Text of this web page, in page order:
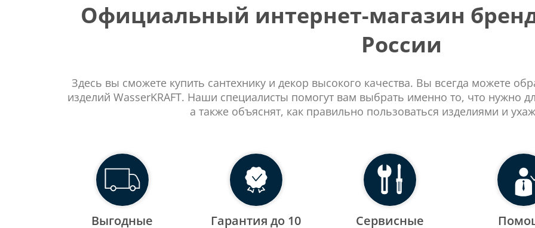
Официальный интернет-магазин
России
Здесь вы сможете купить сантехнику и декор высокого качества. Вы всегда можете
изделий WasserKRAFT. Наши специалисты помогут вам выбрать именно то, что нужно
а также объяснят, как правильно пользоваться изделиями и
Выгодные Гарантия до 10 Сервисные